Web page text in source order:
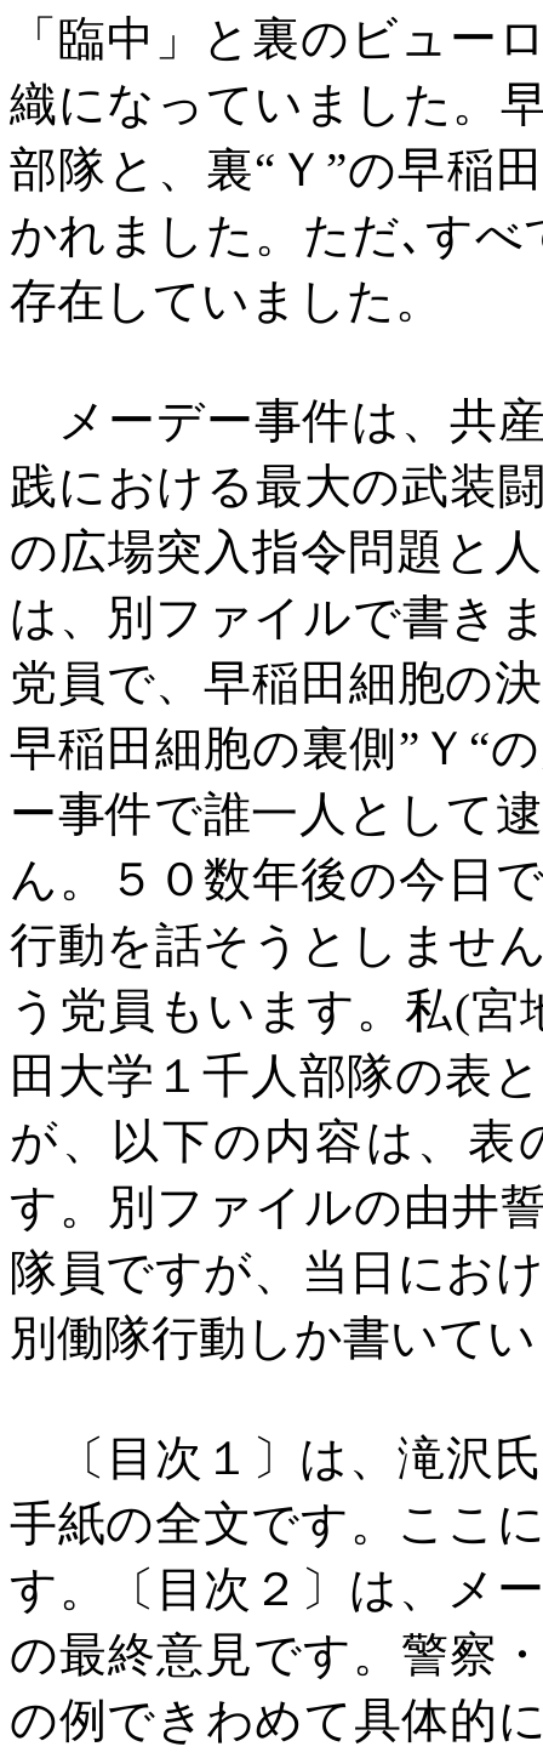
「臨中」と裏のビュー
織になっていました。
部隊と、裏“Ｙ”の早稲
かれました。ただ､す
存在していました。
メーデー事件は、共
践における最大の武装
の広場突入指令問題と
は、別ファイルで書き
党員で、早稲田細胞の
早稲田細胞の裏側” Ｙ“
ー事件で誰一人として
ん。５０数年後の今日
行動を話そうとしませ
う党員もいます。私(宮
田大学１千人部隊の表
が、以下の内容は、表
す。別ファイルの由井
隊員ですが、当日にお
別働隊行動しか書いて
〔目次１〕は、滝沢
手紙の全文です。ここ
す。〔目次２〕は、メ
の最終意見です。警察
の例できわめて具体的